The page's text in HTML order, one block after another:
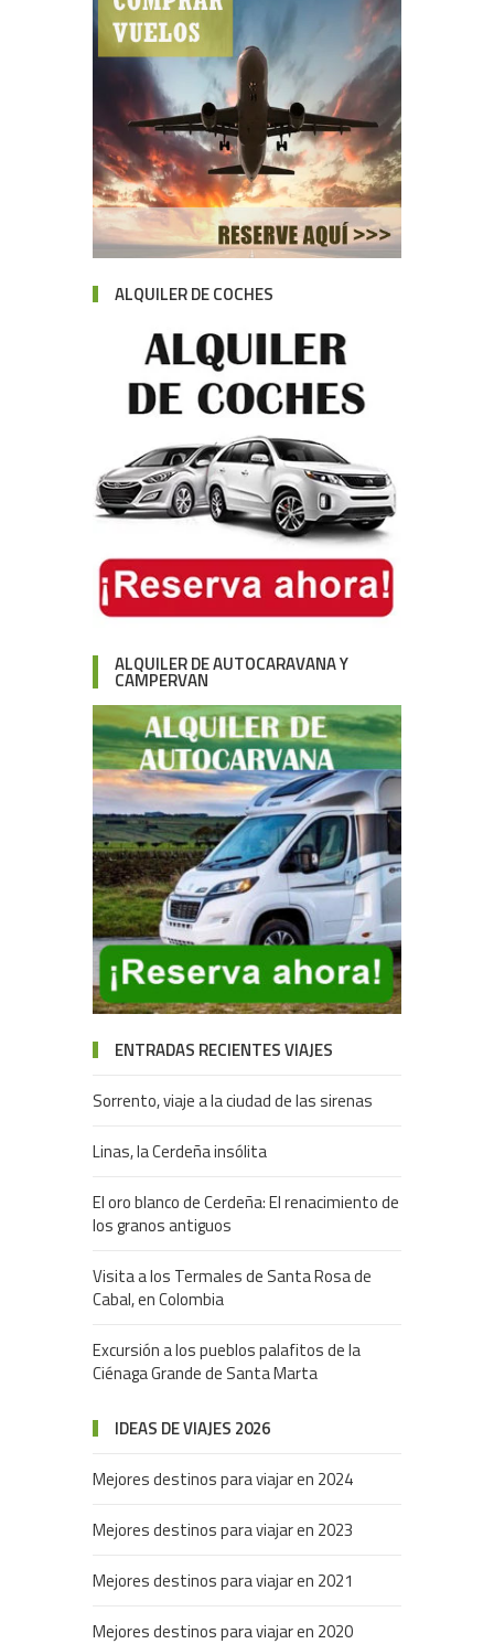
ALQUILER DE COCHES
ALQUILER DE AUTOCARAVANA Y
CAMPERVAN
ENTRADAS RECIENTES VIAJES
Sorrento, viaje a la ciudad de las sirenas
Linas, la Cerdeña insólita
El oro blanco de Cerdeña: El renacimiento de
los granos antiguos
Visita a los Termales de Santa Rosa de
Cabal, en Colombia
Excursión a los pueblos palafitos de la
Ciénaga Grande de Santa Marta
IDEAS DE VIAJES 2026
Mejores destinos para viajar en 2024
Mejores destinos para viajar en 2023
Mejores destinos para viajar en 2021
Mejores destinos para viajar en 2020